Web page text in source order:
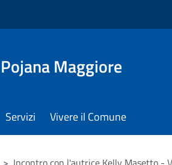
Maggiore
Servizi Vivere il Comune